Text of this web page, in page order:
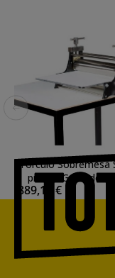
Torculo Sobremesa
prensa Grabado
889,16 €